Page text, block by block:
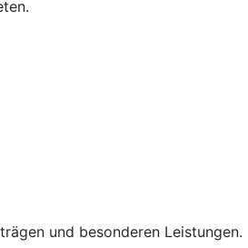
und besonderen Leistungen.